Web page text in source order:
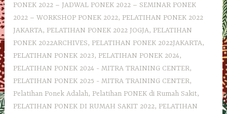
PONEK 2022 – JADWAL PONEK 2022 – SEMINAR PONEK
2022 – WORKSHOP PONEK 2022, PELATIHAN PONEK 2022
JAKARTA, PELATIHAN PONEK 2022 JOGJA, PELATIHAN
PONEK 2022ARCHIVES, PELATIHAN PONEK 2022JAKARTA,
PELATIHAN PONEK 2023, PELATIHAN PONEK 2024,
PELATIHAN PONEK 2024 - MITRA TRAINING CENTER,
PELATIHAN PONEK 2025 - MITRA TRAINING CENTER,
Pelatihan Ponek Adalah, Pelatihan PONEK di Rumah Sakit,
PELATIHAN PONEK DI RUMAH SAKIT 2022, PELATIHAN